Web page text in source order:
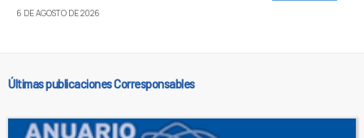
6 DE AGOSTO DE 2026
Últimas publicaciones Corresponsables